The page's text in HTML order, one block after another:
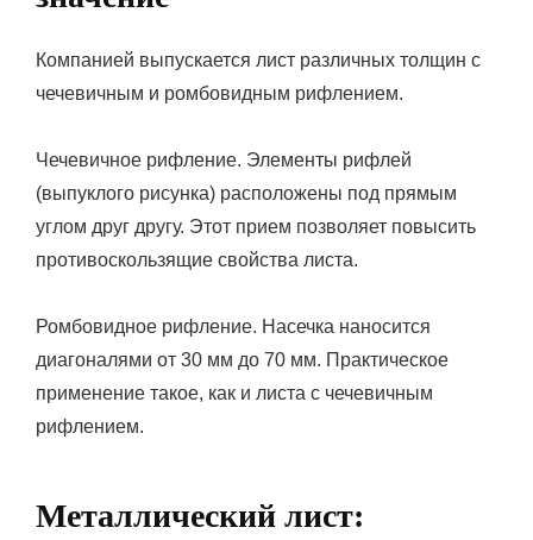
Компанией выпускается лист различных толщин с
чечевичным и ромбовидным рифлением.
Чечевичное рифление. Элементы рифлей
(выпуклого рисунка) расположены под прямым
углом друг другу. Этот прием позволяет повысить
противоскользящие свойства листа.
Ромбовидное рифление. Насечка наносится
диагоналями от 30 мм до 70 мм. Практическое
применение такое, как и листа с чечевичным
рифлением.
Металлический лист: